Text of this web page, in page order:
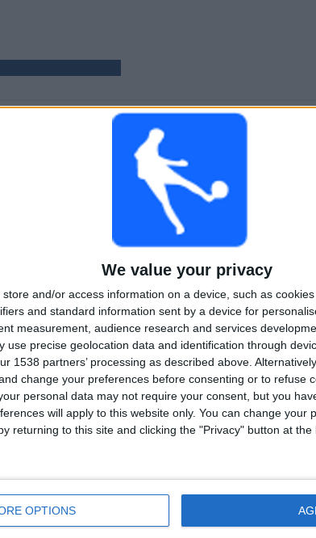
We value your privacy
store and/or access information on a device, such as
and standard information sent by a device for
measurement, audience research and services
use precise geolocation data and identification through
1538 partners’ processing as described above.
change your preferences before consenting or to refuse
personal data may not require your consent, but you
will apply to this website only. You can change your
returning to this site and clicking the "Privacy" button at the
OPTIONS
UTEN GRATIS
KAMP
KAMPER
KONTINUERLIG
BETALT
MAKSIMALT
2
VS Macclesfield
FC
1
KONKURRANSER
RANGERING ETTER KONKURRANSER
National League North 8
Se komplett rangering
TORSDAG FREDAG LØRDAG SØNDAG